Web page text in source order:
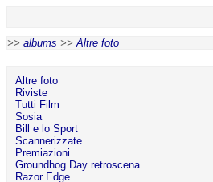
>> albums >>Altre foto
Altre foto
Riviste
Tutti Film
Sosia
Bill e lo Sport
Scannerizzate
Premiazioni
Groundhog Day retroscena
Razor Edge